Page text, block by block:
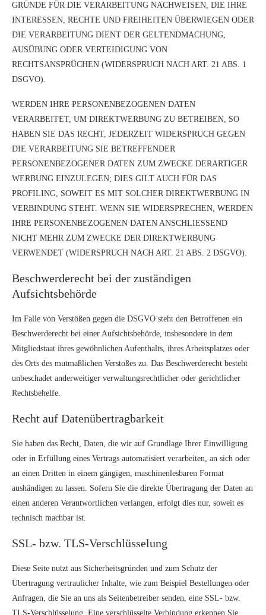
GRÜNDE FÜR DIE VERARBEITUNG NACHWEISEN, DIE IHRE
INTERESSEN, RECHTE UND FREIHEITEN ÜBERWIEGEN ODER
DIE VERARBEITUNG DIENT DER GELTENDMACHUNG,
AUSÜBUNG ODER VERTEIDIGUNG VON
RECHTSANSPRÜCHEN (WIDERSPRUCH NACH ART. 21 ABS. 1
DSGVO).
WERDEN IHRE PERSONENBEZOGENEN DATEN
VERARBEITET, UM DIREKTWERBUNG ZU BETREIBEN, SO
HABEN SIE DAS RECHT, JEDERZEIT WIDERSPRUCH GEGEN
DIE VERARBEITUNG SIE BETREFFENDER
PERSONENBEZOGENER DATEN ZUM ZWECKE DERARTIGER
WERBUNG EINZULEGEN; DIES GILT AUCH FÜR DAS
PROFILING, SOWEIT ES MIT SOLCHER DIREKTWERBUNG IN
VERBINDUNG STEHT. WENN SIE WIDERSPRECHEN, WERDEN
IHRE PERSONENBEZOGENEN DATEN ANSCHLIESSEND
NICHT MEHR ZUM ZWECKE DER DIREKTWERBUNG
VERWENDET (WIDERSPRUCH NACH ART. 21 ABS. 2 DSGVO).
Beschwerderecht bei der zuständigen
Aufsichtsbehörde
Im Falle von Verstößen gegen die DSGVO steht den Betroffenen ein
Beschwerderecht bei einer Aufsichtsbehörde, insbesondere in dem
Mitgliedstaat ihres gewöhnlichen Aufenthalts, ihres Arbeitsplatzes oder
des Orts des mutmaßlichen Verstoßes zu. Das Beschwerderecht besteht
unbeschadet anderweitiger verwaltungsrechtlicher oder gerichtlicher
Rechtsbehelfe.
Recht auf Datenübertragbarkeit
Sie haben das Recht, Daten, die wir auf Grundlage Ihrer Einwilligung
oder in Erfüllung eines Vertrags automatisiert verarbeiten, an sich oder
an einen Dritten in einem gängigen, maschinenlesbaren Format
aushändigen zu lassen. Sofern Sie die direkte Übertragung der Daten an
einen anderen Verantwortlichen verlangen, erfolgt dies nur, soweit es
technisch machbar ist.
SSL- bzw. TLS-Verschlüsselung
Diese Seite nutzt aus Sicherheitsgründen und zum Schutz der
Übertragung vertraulicher Inhalte, wie zum Beispiel Bestellungen oder
Anfragen, die Sie an uns als Seitenbetreiber senden, eine SSL- bzw.
TLS-Verschlüsselung. Eine verschlüsselte Verbindung erkennen Sie